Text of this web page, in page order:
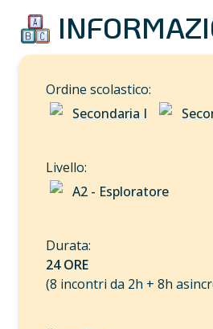
Secondaria I
A2 - Esploratore
24 ORE
(8 incontri da 2h + 8h